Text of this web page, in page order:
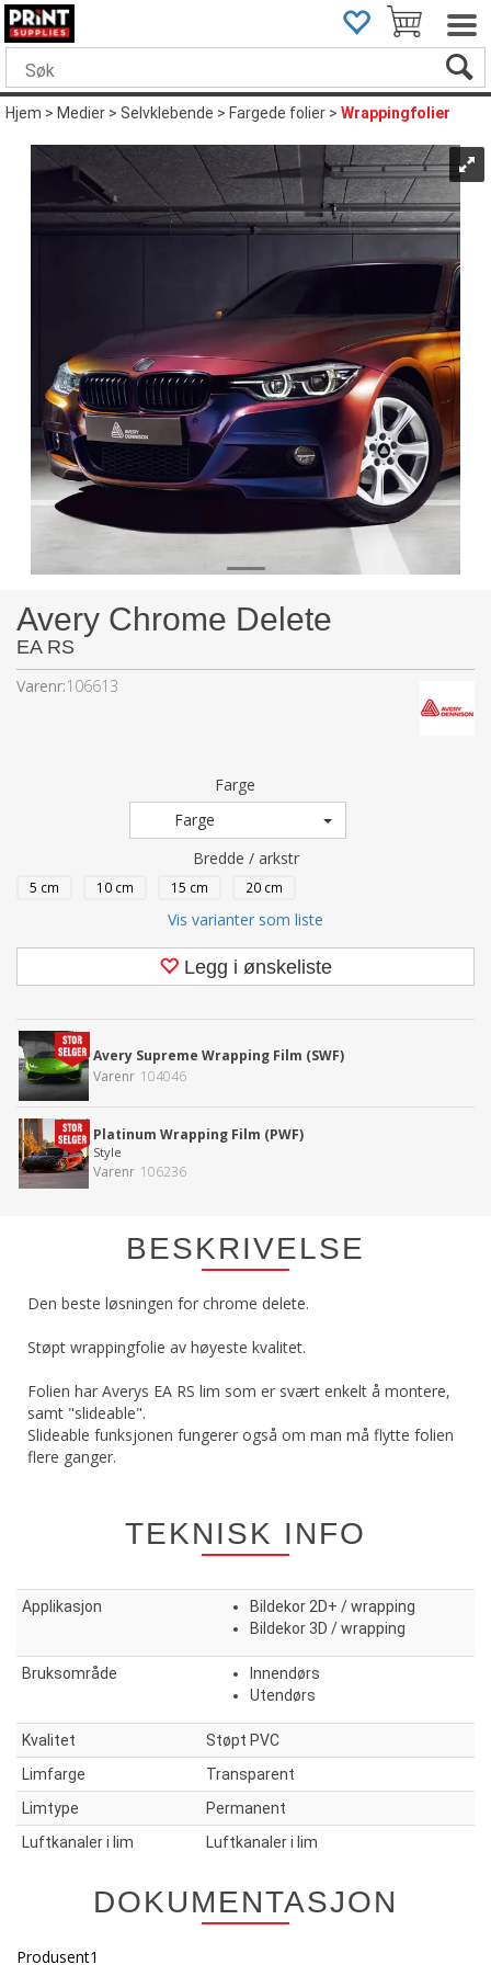
Hjem>Medier>Selvklebende>Fargede folier>Wrappingfolier
Avery Chrome Delete
EA RS
Varenr:106613
Farge
Farge
Bredde / arkstr
5 cm 10 cm 15 cm 20 cm
Vis varianter som liste
Legg i ønskeliste
Avery Supreme Wrapping Film (SWF)
Varenr 104046
Platinum Wrapping Film (PWF)
Style
Varenr 106236
BESKRIVELSE
Den beste løsningen for chrome delete.
Støpt wrappingfolie av høyeste kvalitet.
Folien har Averys EA RS lim som er svært enkelt å montere,
samt "slideable".
Slideable funksjonen fungerer også om man må flytte folien
flere ganger.
TEKNISK INFO
Applikasjon
Bildekor 2D+ / wrapping
Bildekor 3D / wrapping
Bruksområde
Innendørs
Utendørs
Kvalitet
Støpt PVC
Limfarge
Transparent
Limtype
Permanent
Luftkanaler i lim
Luftkanaler i lim
DOKUMENTASJON
Produsent1